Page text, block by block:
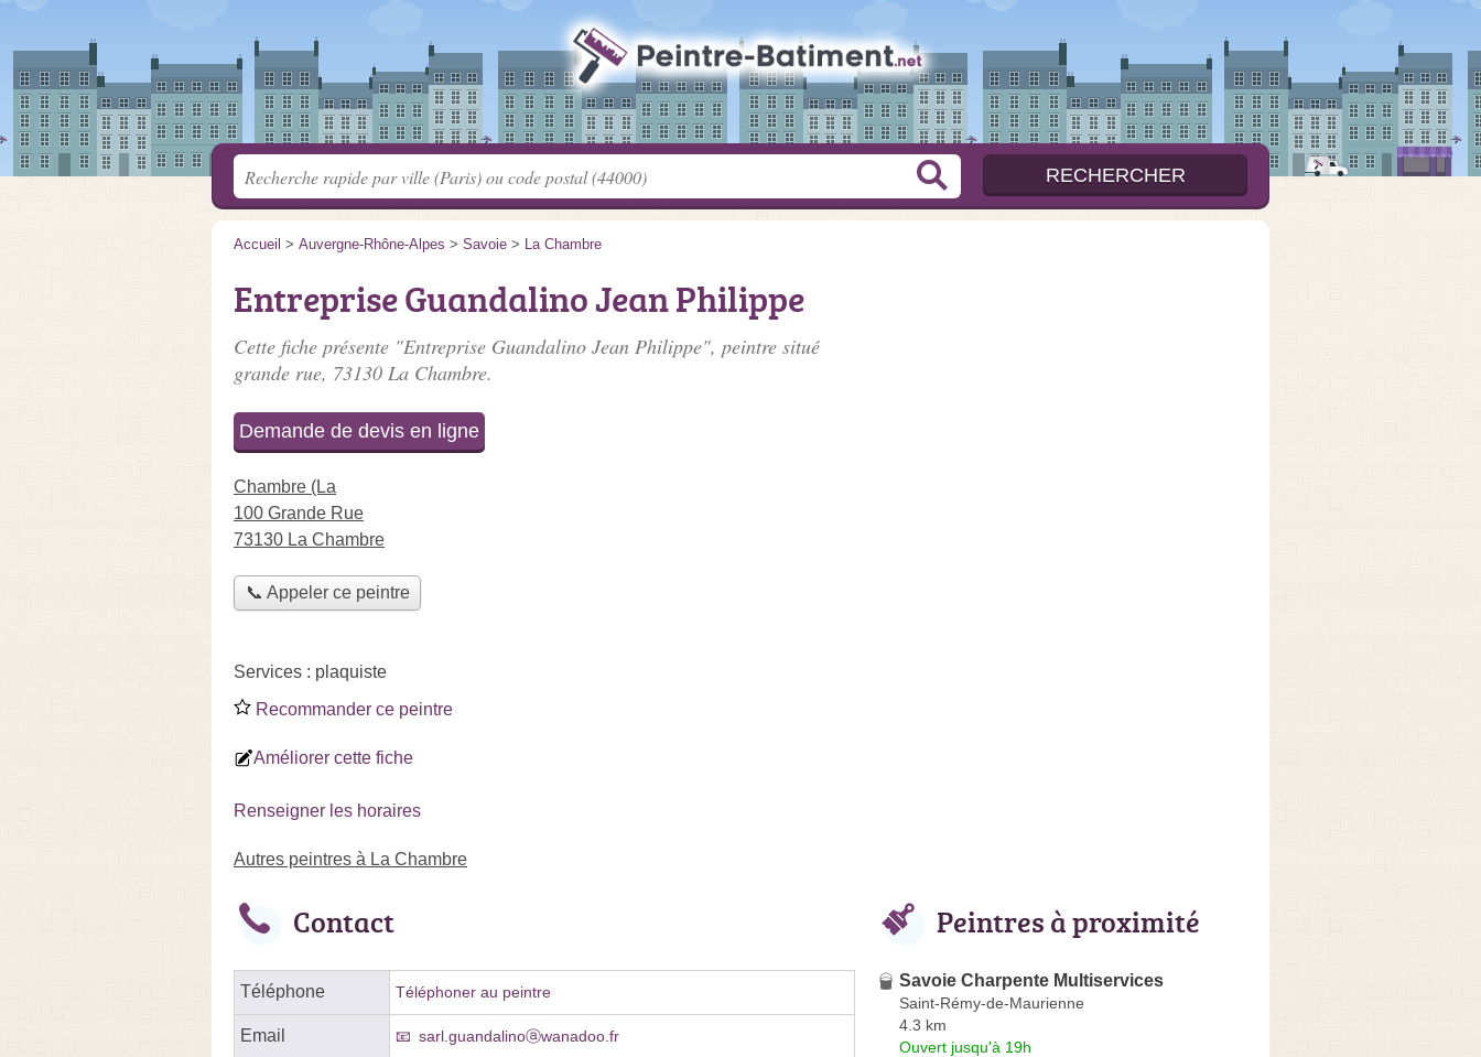
Accueil > Auvergne-Rhône-Alpes > Savoie > La Chambre
Entreprise Guandalino Jean Philippe
Cette fiche présente "Entreprise Guandalino Jean Philippe", peintre situé
grande rue, 73130 La Chambre.
Demande de devis en ligne
Chambre (La
100 Grande Rue
73130 La Chambre
📞 Appeler ce peintre
Services : plaquiste
Recommander ce peintre
Améliorer cette fiche
Renseigner les horaires
Autres peintres à La Chambre
Contact
Téléphone Téléphoner au peintre
Email sarl.guandalinoⓐwanadoo.fr
Peintres à proximité
Savoie Charpente Multiservices
Saint-Rémy-de-Maurienne
4.3 km
Ouvert jusqu'à 19h